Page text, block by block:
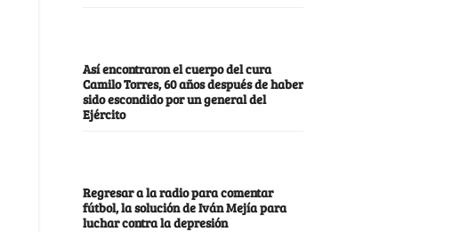
Así encontraron el cuerpo del cura
Camilo Torres, 60 años después de haber
sido escondido por un general del
Ejército
Regresar a la radio para comentar
fútbol, la solución de Iván Mejía para
luchar contra la depresión